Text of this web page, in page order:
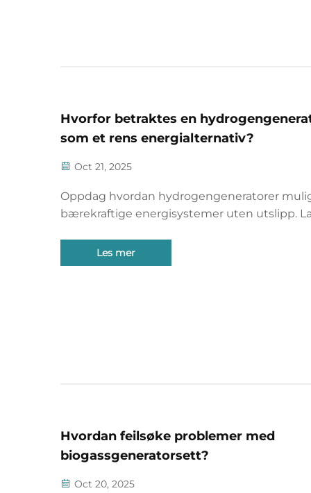
Hvorfor betraktes en
som et rens energialternativ?
Oct 21, 2025
Oppdag hvordan hydrogengeneratorer
bærekraftige energisystemer uten utslipp.
anvendelser i industrien og transport. Utforsk
fremtidens rene drivstoff.
Les mer
Hvordan feilsøke problemer med
biogassgeneratorsett?
Oct 20, 2025